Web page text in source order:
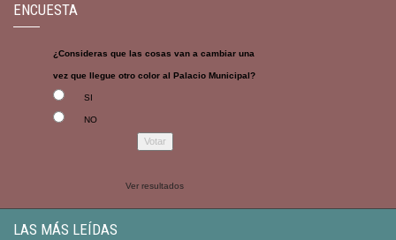
ENCUESTA
¿Consideras que las cosas van a cambiar una
vez que llegue otro color al Palacio Municipal?
SI
NO
Ver resultados
LAS MÁS LEÍDAS